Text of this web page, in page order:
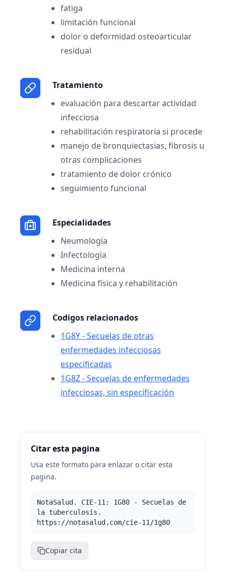
fatiga
limitación funcional
dolor o deformidad osteoarticular
residual
Tratamiento
evaluación para descartar actividad
infecciosa
rehabilitación respiratoria si procede
manejo de bronquiectasias, fibrosis u
otras complicaciones
tratamiento de dolor crónico
seguimiento funcional
Especialidades
Neumología
Infectología
Medicina interna
Medicina física y rehabilitación
Codigos relacionados
1G8Y - Secuelas de otras
enfermedades infecciosas
especificadas
1G8Z - Secuelas de enfermedades
infecciosas, sin especificación
Citar esta pagina
Usa este formato para enlazar o citar esta
pagina.
NotaSalud. CIE-11: 1G80 - Secuelas de
la tuberculosis.
https://notasalud.com/cie-11/1g80
Copiar cita